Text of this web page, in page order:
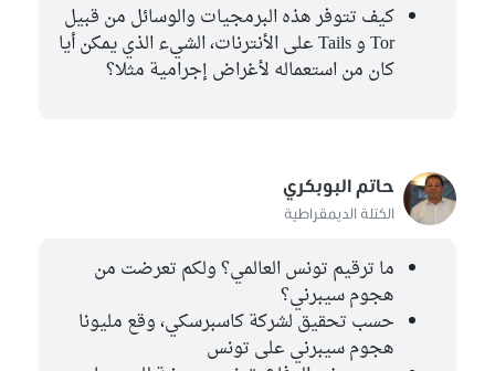
كيف تتوفر هذه البرمجيات والوسائل من قبيل
Tor و Tails على الأنترنات، الشيء الذي يمكن أيا
كان من استعماله لأغراض إجرامية مثلا؟
حاتم البوبكري
الكتلة الديمقراطية
ما ترقيم تونس العالمي؟ ولكم تعرضت من
هجوم سيبرني؟
حسب تحقيق لشركة كاسبرسكي، وقع مليونا
هجوم سيبرني على تونس
إيمان بالطيب
مستقل